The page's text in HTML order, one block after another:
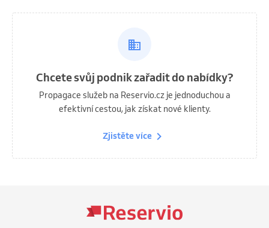
Chcete svůj podnik zařadit do nabídky?
Propagace služeb na Reservio.cz je jednoduchou a
efektivní cestou, jak získat nové klienty.
Zjistěte více